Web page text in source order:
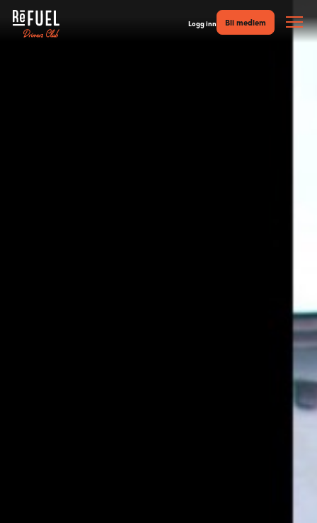
Logg inn Bli medlem